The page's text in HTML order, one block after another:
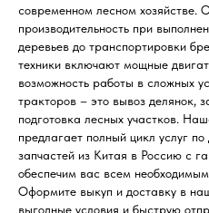
современном лесном хозяйстве.
производительность при
деревьев до транспортировки
техники включают мощные
возможность работы в сложных
тракторов – это вывоз делянок,
подготовка лесных участков.
предлагает полный цикл услуг
запчастей из Китая в Россию с
обеспечим вас всем
Оформите выкуп и доставку в
выгодные условия и быструю